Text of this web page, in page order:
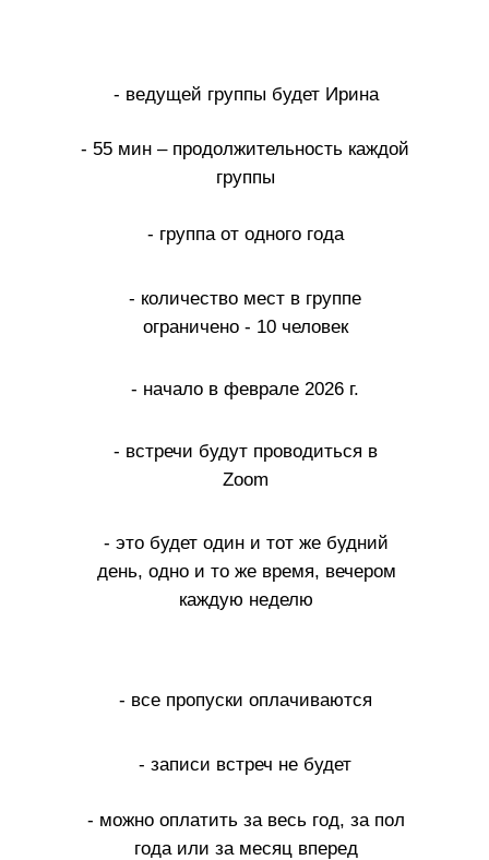
- ведущей группы будет Ирина
- 55 мин – продолжительность каждой
группы
- группа от одного года
- количество мест в группе
ограничено - 10 человек
- начало в феврале 2026 г.
- встречи будут проводиться в
Zoom
- все пропуски оплачиваются
- записи встреч не будет
- можно оплатить за весь год, за пол
года или за месяц вперед
- это будет один и тот же будний
день, одно и то же время, вечером
каждую неделю